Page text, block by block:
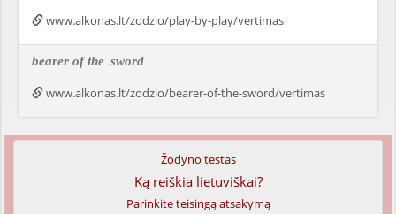
www.alkonas.lt/zodzio/play-by-play/vertimas
bearer of the sword
www.alkonas.lt/zodzio/bearer-of-the-sword/vertimas
Žodyno testas
Ką reiškia lietuviškai?
Parinkite teisingą atsakymą